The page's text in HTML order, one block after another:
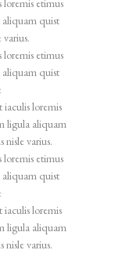
loremis etimus
aliquam quist
loremis etimus
aliquam quist
iaculis loremis
ligula aliquam
nisle varius.
loremis etimus
aliquam quist
iaculis loremis
ligula aliquam
nisle varius.